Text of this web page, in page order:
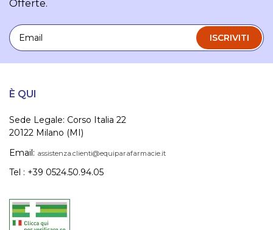
Offerte.
Email
ISCRIVITI
È QUI
Sede Legale: Corso Italia 22
20122 Milano (MI)
Email: assistenza.clienti@equiparafarmacie.it
Tel : +39 0524.50.94.05